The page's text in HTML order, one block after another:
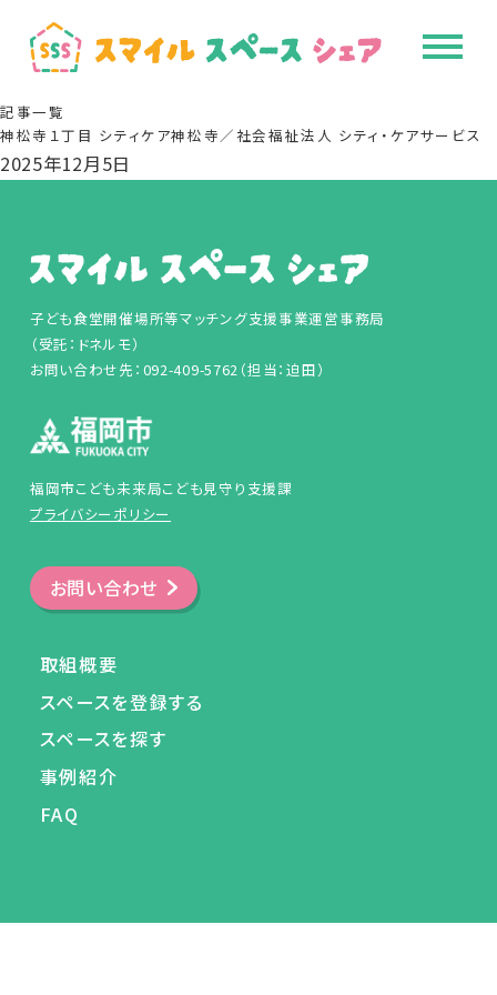
記事一覧
神松寺１丁目 シティケア神松寺／社会福祉法人 シティ・ケアサービス
2025年12月5日
子ども食堂開催場所等マッチング支援事業運営事務局
（受託：ドネルモ）
お問い合わせ先：092-409-5762（担当：迫田）
福岡市こども未来局こども見守り支援課
プライバシーポリシー
お問い合わせ
取組概要
スペースを登録する
スペースを探す
事例紹介
FAQ